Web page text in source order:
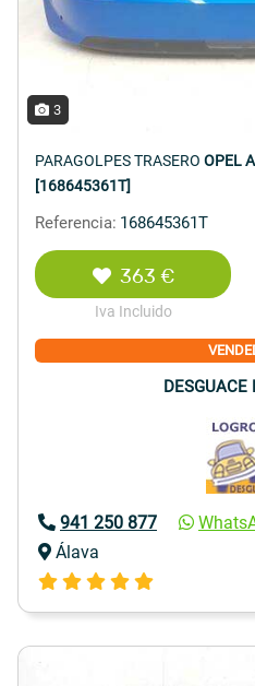
3
PARAGOLPES TRASERO OPEL
[168645361T]
Referencia: 168645361T
363 €
Iva Incluido
DESGUACE
941 250 877
Álava